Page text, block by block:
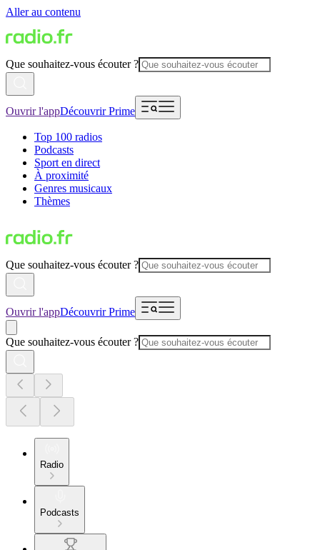
Aller au contenu
Que souhaitez-vous écouter ?
Ouvrir l'appDécouvrir Prime
Top 100 radios
Podcasts
Sport en direct
À proximité
Genres musicaux
Thèmes
Que souhaitez-vous écouter ?
Ouvrir l'appDécouvrir Prime
Que souhaitez-vous écouter ?
Radio
Podcasts